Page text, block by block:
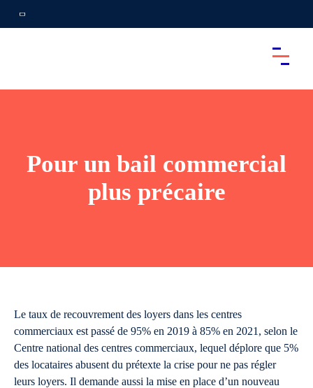
Pour un bail commercial
plus précaire
Le taux de recouvrement des loyers dans les centres
commerciaux est passé de 95% en 2019 à 85% en 2021, selon le
Centre national des centres commerciaux, lequel déplore que 5%
des locataires abusent du prétexte la crise pour ne pas régler
leurs loyers. Il demande aussi la mise en place d’un nouveau